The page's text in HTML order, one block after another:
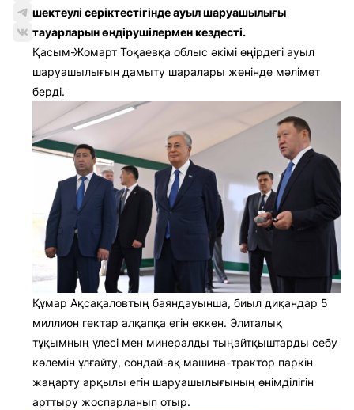
шектеулі серіктестігінде ауыл шаруашылығы
тауарларын өндірушілермен кездесті.
Қасым-Жомарт Тоқаевқа облыс әкімі өңірдегі ауыл
шаруашылығын дамыту шаралары жөнінде мәлімет
берді.
Құмар Ақсақаловтың баяндауынша, биыл диқандар 5
миллион гектар алқапқа егін еккен. Элиталық
тұқымның үлесі мен минералды тыңайтқыштарды себу
көлемін ұлғайту, сондай-ақ машина-трактор паркін
жаңарту арқылы егін шаруашылығының өнімділігін
арттыру жоспарланып отыр.